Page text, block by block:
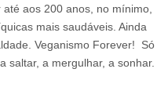
aos 200 anos, no mínimo,
mais saudáveis. Ainda
Veganismo Forever! Só
saltar, a mergulhar, a sonhar.